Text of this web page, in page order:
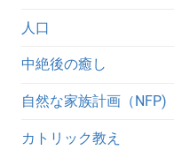
人口
中絶後の癒し
自然な家族計画（NFP)
カトリック教え